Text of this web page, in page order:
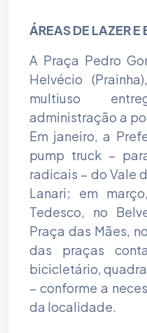
ÁREAS DE LAZER E
A Praça Pedro
Helvécio
multiuso
administração a
Em janeiro, a
pump truck –
radicais – do Vale
Lanari; em
Tedesco, no
Praça das Mães,
das praças
bicicletário,
– conforme a
da localidade.